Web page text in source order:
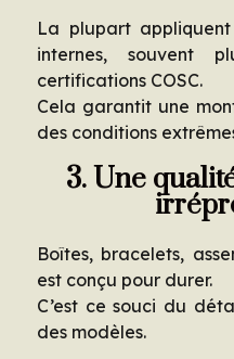
La plupart
internes, souvent
certifications COSC.
Cela garantit une
des conditions
3. Une
Boîtes, bracelets,
est conçu pour durer.
C’est ce souci du
des modèles.